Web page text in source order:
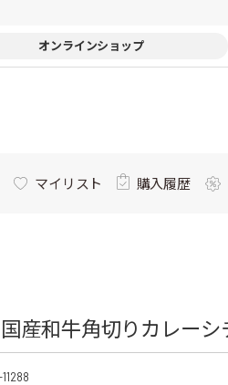
オンラインショップ
マイリスト 購入履歴
国産和牛角切りカレー